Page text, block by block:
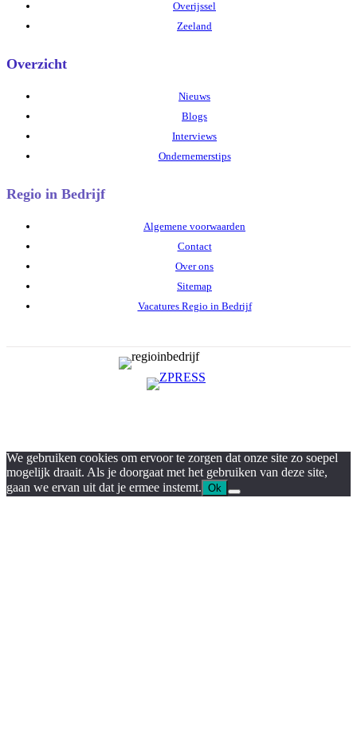
Overijssel
Zeeland
Overzicht
Nieuws
Blogs
Interviews
Ondernemerstips
Regio in Bedrijf
Algemene voorwaarden
Contact
Over ons
Sitemap
Vacatures Regio in Bedrijf
We gebruiken cookies om ervoor te zorgen dat onze site zo soepel
mogelijk draait. Als je doorgaat met het gebruiken van deze site,
gaan we ervan uit dat je ermee instemt. Ok